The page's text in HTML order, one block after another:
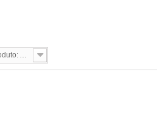
Nome de Produto: A a Z